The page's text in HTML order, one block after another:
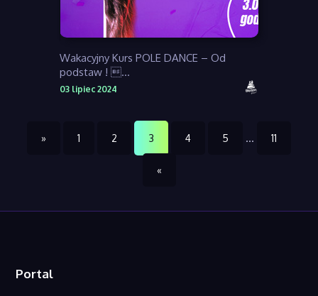
Wakacyjny Kurs POLE DANCE – Od
podstaw ! ...
03 lipiec 2024
» 1 2 3 4 5 … 11
«
Portal